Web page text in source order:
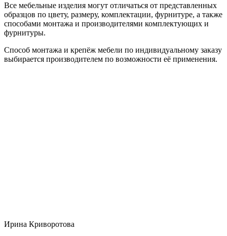
Все мебельные изделия могут отличаться от представленных
образцов по цвету, размеру, комплектации, фурнитуре, а также
способами монтажа и производителями комплектующих и
фурнитуры.
Способ монтажа и крепёж мебели по индивидуальному заказу
выбирается производителем по возможности её применения.
Ирина Криворотова